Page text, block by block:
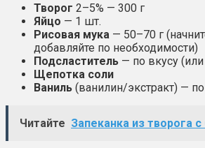
Творог 2–5% — 300 г
Яйцо — 1 шт.
Рисовая мука — 50–70 г
добавляйте по необходимости)
Подсластитель — по вкусу (или
Щепотка соли
Ваниль (ванилин/экстракт) —
Читайте Запеканка из творога